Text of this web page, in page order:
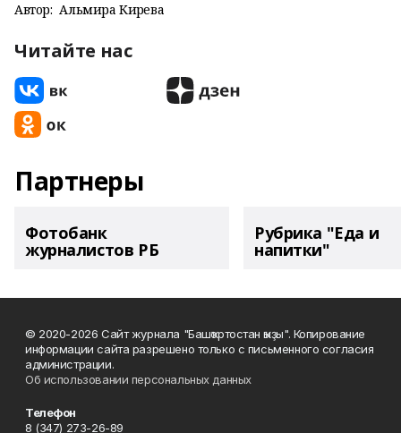
Автор: Альмира Кирәева
Читайте нас
Партнеры
Фотобанк
журналистов РБ
Рубрика "Еда и
напитки"
© 2020-2026 Сайт журнала "Башҡортостан ҡыҙы". Копирование
информации сайта разрешено только с письменного согласия
администрации.
Об использовании персональных данных
Телефон
8 (347) 273-26-89